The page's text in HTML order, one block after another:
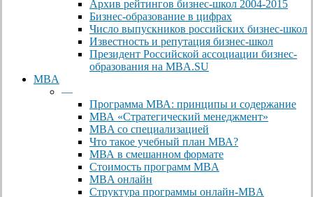
Архив рейтингов бизнес-школ 2004-2015
Бизнес-образование в цифрах
Число выпускников российских бизнес-школ
Известность и репутация бизнес-школ
Президент Российской ассоциации бизнес-
образования на MBA.SU
MBA
—
Программа МВА: принципы и содержание
МВА «Cтратегический менеджмент»
MBA со специализацией
Что такое учебный план МВА?
МВА в смешанном формате
Стоимость программ MBA
MBA онлайн
Cтруктура программы онлайн-MBA